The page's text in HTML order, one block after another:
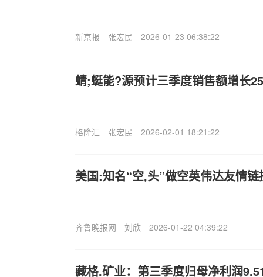
新京报 张宏民 2026-01-23 06:38:22
蜻;蜓能?源预计三季度销售额增长
格隆汇 张宏民 2026-02-01 18:21:22
美国:知名“空,头”做空英伟达友情链
齐鲁晚报网 刘欣 2026-01-22 04:39:22
藏格.矿业：第三季度归母净利润